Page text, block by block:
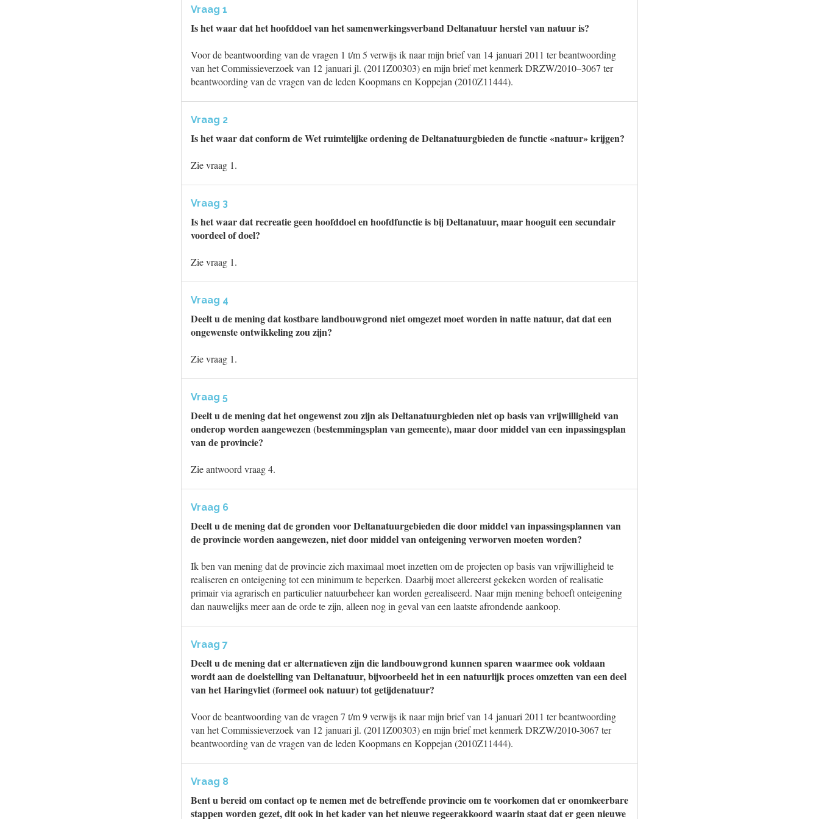
Vraag 1
Is het waar dat het hoofddoel van het samenwerkingsverband Deltanatuur herstel van natuur is?
Voor de beantwoording van de vragen 1 t/m 5 verwijs ik naar mijn brief van 14 januari 2011 ter beantwoording
van het Commissieverzoek van 12 januari jl. (2011Z00303) en mijn brief met kenmerk DRZW/2010–3067 ter
beantwoording van de vragen van de leden Koopmans en Koppejan (2010Z11444).
Vraag 2
Is het waar dat conform de Wet ruimtelijke ordening de Deltanatuurgbieden de functie «natuur» krijgen?
Zie vraag 1.
Vraag 3
Is het waar dat recreatie geen hoofddoel en hoofdfunctie is bij Deltanatuur, maar hooguit een secundair
voordeel of doel?
Zie vraag 1.
Vraag 4
Deelt u de mening dat kostbare landbouwgrond niet omgezet moet worden in natte natuur, dat dat een
ongewenste ontwikkeling zou zijn?
Zie vraag 1.
Vraag 5
Deelt u de mening dat het ongewenst zou zijn als Deltanatuurgbieden niet op basis van vrijwilligheid van
onderop worden aangewezen (bestemmingsplan van gemeente), maar door middel van een inpassingsplan
van de provincie?
Zie antwoord vraag 4.
Vraag 6
Deelt u de mening dat de gronden voor Deltanatuurgebieden die door middel van inpassingsplannen van
de provincie worden aangewezen, niet door middel van onteigening verworven moeten worden?
Ik ben van mening dat de provincie zich maximaal moet inzetten om de projecten op basis van vrijwilligheid te
realiseren en onteigening tot een minimum te beperken. Daarbij moet allereerst gekeken worden of realisatie
primair via agrarisch en particulier natuurbeheer kan worden gerealiseerd. Naar mijn mening behoeft onteigening
dan nauwelijks meer aan de orde te zijn, alleen nog in geval van een laatste afrondende aankoop.
Vraag 7
Deelt u de mening dat er alternatieven zijn die landbouwgrond kunnen sparen waarmee ook voldaan
wordt aan de doelstelling van Deltanatuur, bijvoorbeeld het in een natuurlijk proces omzetten van een deel
van het Haringvliet (formeel ook natuur) tot getijdenatuur?
Voor de beantwoording van de vragen 7 t/m 9 verwijs ik naar mijn brief van 14 januari 2011 ter beantwoording
van het Commissieverzoek van 12 januari jl. (2011Z00303) en mijn brief met kenmerk DRZW/2010-3067 ter
beantwoording van de vragen van de leden Koopmans en Koppejan (2010Z11444).
Vraag 8
Bent u bereid om contact op te nemen met de betreffende provincie om te voorkomen dat er onomkeerbare
stappen worden gezet, dit ook in het kader van het nieuwe regeerakkoord waarin staat dat er geen nieuwe